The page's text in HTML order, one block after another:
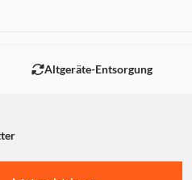
Altgeräte-Entsorgung